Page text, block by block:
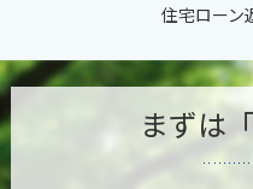
住宅ローン
まずは